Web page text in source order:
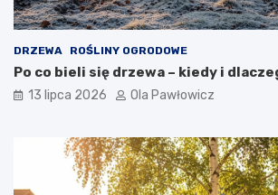
DRZEWA ROŚLINY OGRODOWE
Po co bieli się drzewa – kiedy i
13 lipca 2026 Ola Pawłowicz